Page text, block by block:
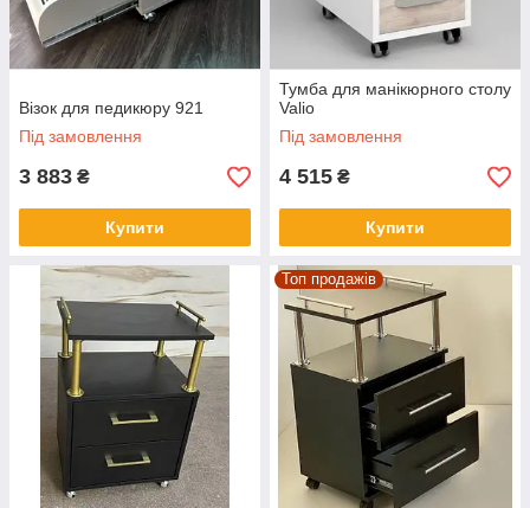
Візок для педикюру 921
Під замовлення
3 883 ₴
Купити
Тумба для манікюрного столу
Valio
Під замовлення
4 515 ₴
Купити
Топ продажів